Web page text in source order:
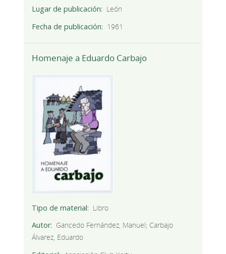
Lugar de publicación
León
Fecha de publicación
1961
Homenaje a Eduardo Carbajo
Tipo de material
Libro
Autor
Gancedo Fernández, Manuel; Carbajo
Álvarez, Eduardo